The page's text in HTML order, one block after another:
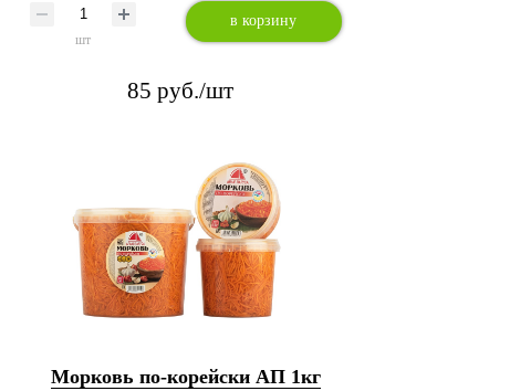
шт
в корзину
85 руб./шт
Морковь по-корейски АП 1кг